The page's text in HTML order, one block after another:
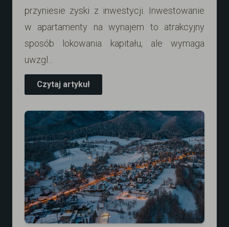
przyniesie zyski z inwestycji. Inwestowanie
w apartamenty na wynajem to atrakcyjny
sposób lokowania kapitału, ale wymaga
uwzgl...
Czytaj artykuł